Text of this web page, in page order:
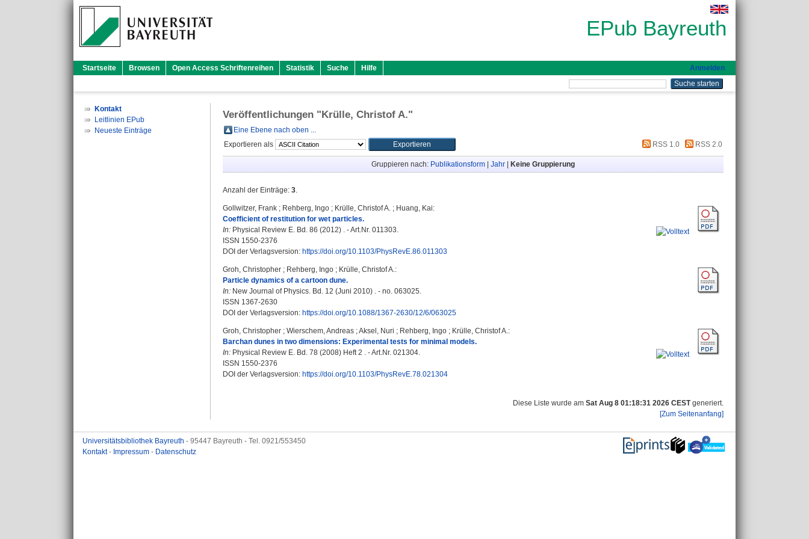
EPub Bayreuth
Startseite Browsen Open Access Schriftenreihen Statistik Suche Hilfe Anmelden
Kontakt
Leitlinien EPub
Neueste Einträge
Veröffentlichungen "Krülle, Christof A."
Eine Ebene nach oben ...
Exportieren als
RSS 1.0 RSS 2.0
Gruppieren nach: Publikationsform Jahr Keine Gruppierung
Anzahl der Einträge: 3.
Gollwitzer, Frank ; Rehberg, Ingo ; Krülle, Christof A. ; Huang, Kai:
Coefficient of restitution for wet particles.
In: Physical Review E. Bd. 86 (2012) . - Art.Nr. 011303.
ISSN 1550-2376
DOI der Verlagsversion: https://doi.org/10.1103/PhysRevE.86.011303
Groh, Christopher ; Rehberg, Ingo ; Krülle, Christof A.:
Particle dynamics of a cartoon dune.
In: New Journal of Physics. Bd. 12 (Juni 2010) . - no. 063025.
ISSN 1367-2630
DOI der Verlagsversion: https://doi.org/10.1088/1367-2630/12/6/063025
Groh, Christopher ; Wierschem, Andreas ;Aksel, Nuri ; Rehberg, Ingo ; Krülle, Christof A.:
Barchan dunes in two dimensions: Experimental tests for minimal models.
In: Physical Review E. Bd. 78 (2008) Heft 2 . - Art.Nr. 021304.
ISSN 1550-2376
DOI der Verlagsversion: https://doi.org/10.1103/PhysRevE.78.021304
Diese Liste wurde am Sat Aug 8 01:18:31 2026 CESTgeneriert.
[Zum Seitenanfang]
Universitätsbibliothek Bayreuth - 95447 Bayreuth - Tel. 0921/553450
Kontakt- Impressum - Datenschutz